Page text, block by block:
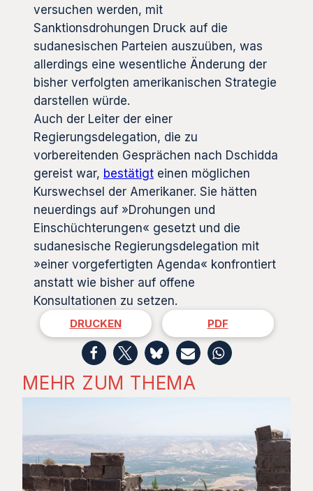
versuchen werden, mit
Sanktionsdrohungen Druck auf die
sudanesischen Parteien auszuüben, was
allerdings eine wesentliche Änderung der
bisher verfolgten amerikanischen Strategie
darstellen würde.
Auch der Leiter der einer
Regierungsdelegation, die zu
vorbereitenden Gesprächen nach Dschidda
gereist war, bestätigt einen möglichen
Kurswechsel der Amerikaner. Sie hätten
neuerdings auf »Drohungen und
Einschüchterungen« gesetzt und die
sudanesische Regierungsdelegation mit
»einer vorgefertigten Agenda« konfrontiert
anstatt wie bisher auf offene
Konsultationen zu setzen.
DRUCKEN PDF
MEHR ZUM THEMA